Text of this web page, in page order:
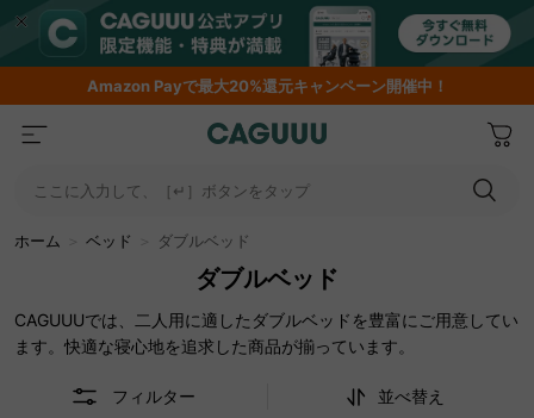
AmazonPayで最大20%還元キャンペーン開催中！
ここに入力して、［↵］ボタンをタップ
ホーム ベッド ダブルベッド
ダブルベッド
CAGUUUでは、二人用に適したダブルベッドを豊富にご用意してい
ます。快適な寝心地を追求した商品が揃っています。
フィルター 並べ替え